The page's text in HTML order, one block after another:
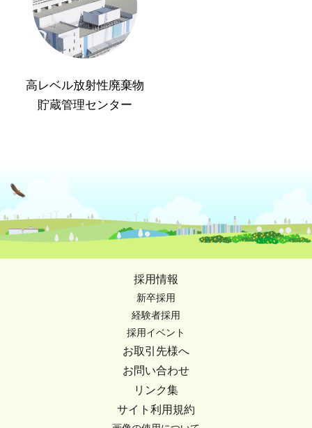
高レベル放射性廃棄物
貯蔵管理センター
採用情報
新卒採用
経験者採用
採用イベント
お取引先様へ
お問い合わせ
リンク集
サイト利用規約